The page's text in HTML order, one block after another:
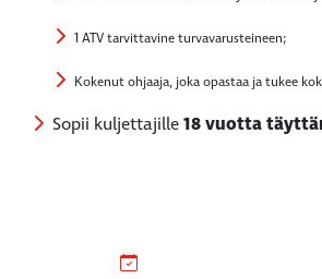
1 ATV tarvittavine turvavarusteineen;
Kokenut ohjaaja, joka opastaa ja tukee
Sopii kuljettajille18 vuotta